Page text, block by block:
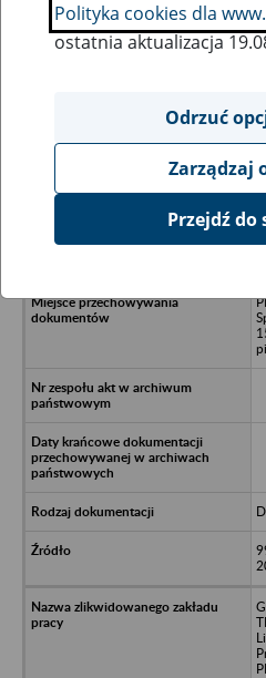
Ukryj wszystkie pozycje
Polityka cookies dla
ostatnia aktualizacja
Odrzuć
Zarządzaj
Przejdź do